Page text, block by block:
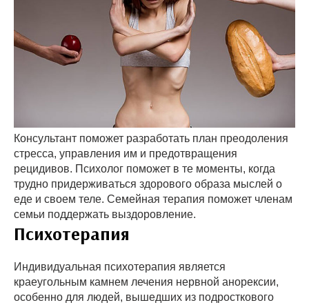
Консультант поможет разработать план преодоления
стресса, управления им и предотвращения
рецидивов. Психолог поможет в те моменты, когда
трудно придерживаться здорового образа мыслей о
еде и своем теле. Семейная терапия поможет членам
семьи поддержать выздоровление.
Психотерапия
Индивидуальная психотерапия является
краеугольным камнем лечения нервной анорексии,
особенно для людей, вышедших из подросткового